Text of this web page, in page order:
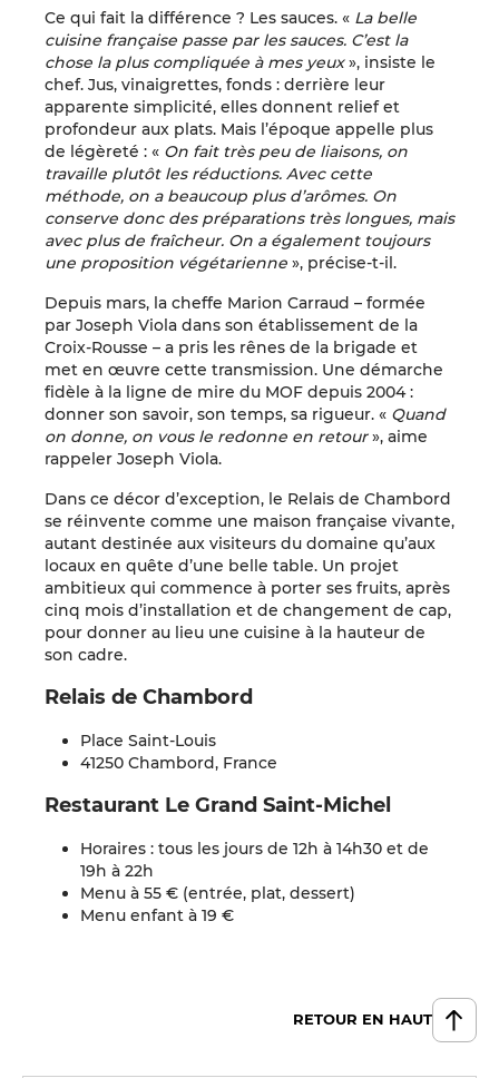
Ce qui fait la différence ? Les sauces. « La belle
cuisine française passe par les sauces. C’est la
chose la plus compliquée à mes yeux», insiste le
chef. Jus, vinaigrettes, fonds : derrière leur
apparente simplicité, elles donnent relief et
profondeur aux plats. Mais l’époque appelle plus
de légèreté : « On fait très peu de liaisons, on
travaille plutôt les réductions. Avec cette
méthode, on a beaucoup plus d’arômes. On
conserve donc des préparations très longues, mais
avec plus de fraîcheur. On a également toujours
une proposition végétarienne », précise-t-il.
Depuis mars, la cheffe Marion Carraud – formée
par Joseph Viola dans son établissement de la
Croix-Rousse – a pris les rênes de la brigade et
met en œuvre cette transmission. Une démarche
fidèle à la ligne de mire du MOF depuis 2004 :
donner son savoir, son temps, sa rigueur. « Quand
on donne, on vous le redonne en retour», aime
rappeler Joseph Viola.
Dans ce décor d’exception, le Relais de Chambord
se réinvente comme une maison française vivante,
autant destinée aux visiteurs du domaine qu’aux
locaux en quête d’une belle table. Un projet
ambitieux qui commence à porter ses fruits, après
cinq mois d’installation et de changement de cap,
pour donner au lieu une cuisine à la hauteur de
son cadre.
Relais de Chambord
Place Saint-Louis
41250 Chambord, France
Restaurant Le Grand Saint-Michel
Horaires : tous les jours de 12h à 14h30 et de
19h à 22h
Menu à 55 € (entrée, plat, dessert)
Menu enfant à 19 €
RETOUR EN HAUT